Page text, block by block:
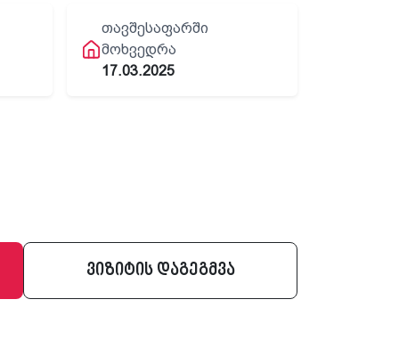
ᲗᲐᲕᲨᲔᲡᲐᲤᲐᲠᲨᲘ
ᲛᲝᲮᲕᲔᲓᲠᲐ
17.03.2025
ვიზიტის დაგეგმვა